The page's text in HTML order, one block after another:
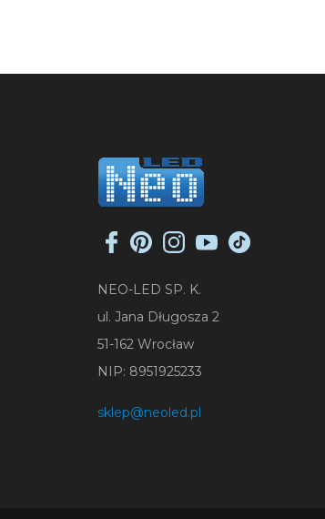
NEO-LED SP. K.
ul. Jana Długosza 2
51-162 Wrocław
NIP: 8951925233
sklep@neoled.pl